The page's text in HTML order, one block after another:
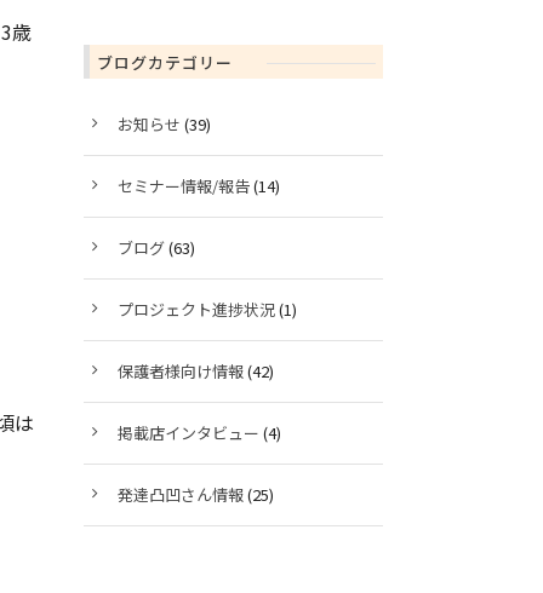
歳
は
ブログカテゴリー
お知らせ (39)
セミナー情報/報告(14)
ブログ(63)
プロジェクト進捗状況(1)
保護者様向け情報(42)
掲載店インタビュー (4)
発達凸凹さん情報(25)